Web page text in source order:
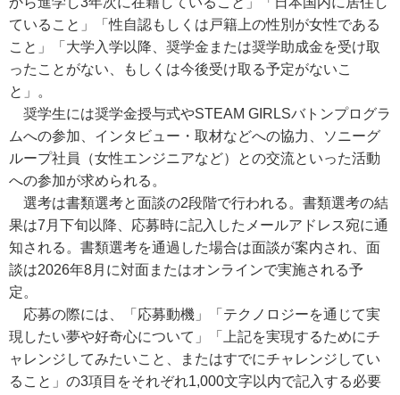
ていること」「性自認もしくは戸籍上の性別が女性である
こと」「大学入学以降、奨学金または奨学助成金を受け取
ったことがない、もしくは今後受け取る予定がないこ
と」。
奨学生には奨学金授与式やSTEAM GIRLSバトンプログラ
ムへの参加、インタビュー・取材などへの協力、ソニーグ
ループ社員（女性エンジニアなど）との交流といった活動
への参加が求められる。
選考は書類選考と面談の2段階で行われる。書類選考の結
果は7月下旬以降、応募時に記入したメールアドレス宛に通
知される。書類選考を通過した場合は面談が案内され、面
談は2026年8月に対面またはオンラインで実施される予
定。
応募の際には、「応募動機」「テクノロジーを通じて実
現したい夢や好奇心について」「上記を実現するためにチ
ャレンジしてみたいこと、またはすでにチャレンジしてい
ること」の3項目をそれぞれ1,000文字以内で記入する必要